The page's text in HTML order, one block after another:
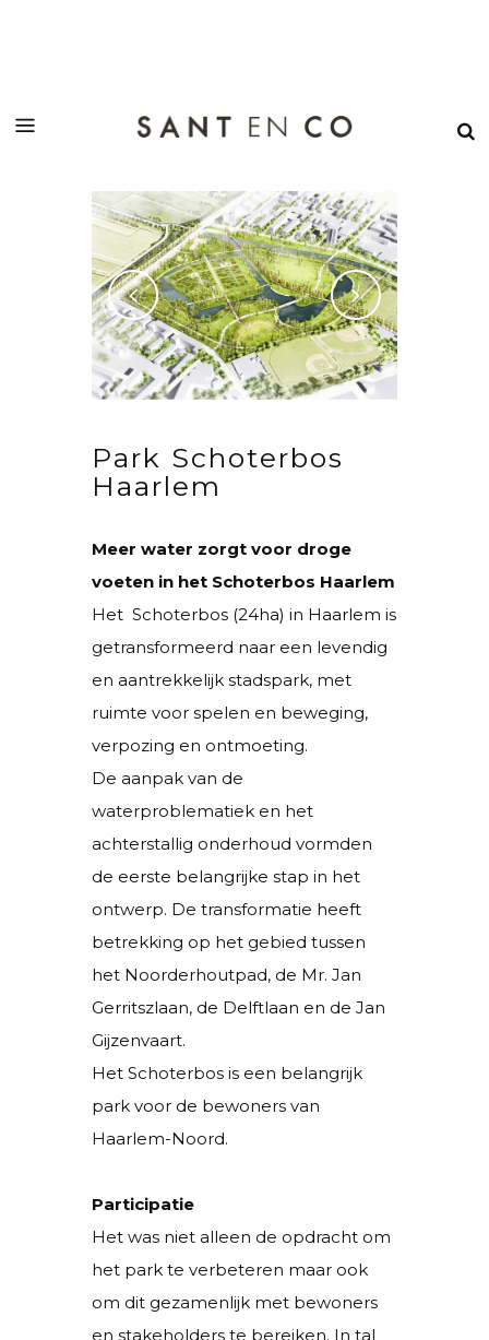
Park Schoterbos
Haarlem
Meer water zorgt voor droge
voeten in het Schoterbos Haarlem
Het Schoterbos (24ha) in Haarlem is
getransformeerd naar een levendig
en aantrekkelijk stadspark, met
ruimte voor spelen en beweging,
verpozing en ontmoeting.
De aanpak van de
waterproblematiek en het
achterstallig onderhoud vormden
de eerste belangrijke stap in het
ontwerp. De transformatie heeft
betrekking op het gebied tussen
het Noorderhoutpad, de Mr. Jan
Gerritszlaan, de Delftlaan en de Jan
Gijzenvaart.
Het Schoterbos is een belangrijk
park voor de bewoners van
Haarlem-Noord.
Participatie
Het was niet alleen de opdracht om
het park te verbeteren maar ook
om dit gezamenlijk met bewoners
en stakeholders te bereiken. In tal